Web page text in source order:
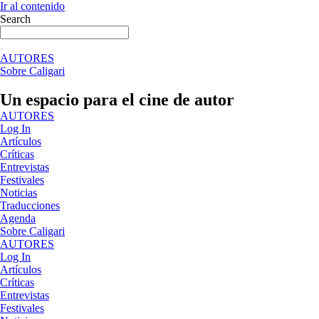
Ir al contenido
Search
AUTORES
Sobre Caligari
Un espacio para el cine de autor
AUTORES
Log In
Artículos
Críticas
Entrevistas
Festivales
Noticias
Traducciones
Agenda
Sobre Caligari
AUTORES
Log In
Artículos
Críticas
Entrevistas
Festivales